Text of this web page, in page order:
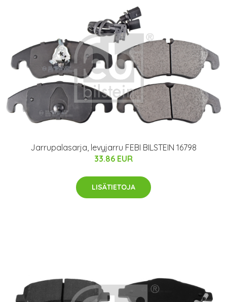
Jarrupalasarja, levyjarru FEBI BILSTEIN 16798
33.86 EUR
LISÄTIETOJA